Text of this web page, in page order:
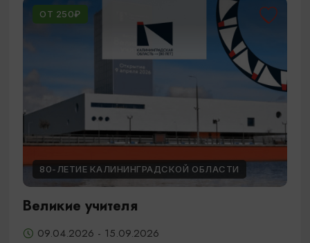
ОТ 250₽
80-ЛЕТИЕ КАЛИНИНГРАДСКОЙ ОБЛАСТИ
Великие учителя
09.04.2026 - 15.09.2026